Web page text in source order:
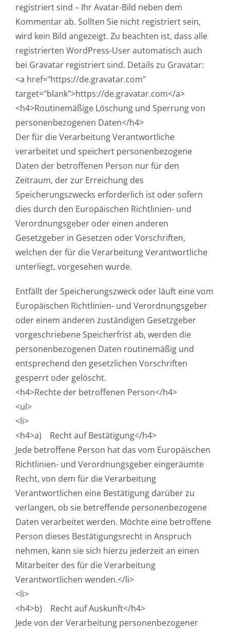
registriert sind – Ihr Avatar-Bild neben dem
Kommentar ab. Sollten Sie nicht registriert sein,
wird kein Bild angezeigt. Zu beachten ist, dass alle
registrierten WordPress-User automatisch auch
bei Gravatar registriert sind. Details zu Gravatar:
<a href="https://de.gravatar.com"
target="blank">https://de.gravatar.com</a>
<h4>Routinemäßige Löschung und Sperrung von
personenbezogenen Daten</h4>
Der für die Verarbeitung Verantwortliche
verarbeitet und speichert personenbezogene
Daten der betroffenen Person nur für den
Zeitraum, der zur Erreichung des
Speicherungszwecks erforderlich ist oder sofern
dies durch den Europäischen Richtlinien- und
Verordnungsgeber oder einen anderen
Gesetzgeber in Gesetzen oder Vorschriften,
welchen der für die Verarbeitung Verantwortliche
unterliegt, vorgesehen wurde.
Entfällt der Speicherungszweck oder läuft eine vom
Europäischen Richtlinien- und Verordnungsgeber
oder einem anderen zuständigen Gesetzgeber
vorgeschriebene Speicherfrist ab, werden die
personenbezogenen Daten routinemäßig und
entsprechend den gesetzlichen Vorschriften
gesperrt oder gelöscht.
<h4>Rechte der betroffenen Person</h4>
<ul>
<li>
<h4>a) Recht auf Bestätigung</h4>
Jede betroffene Person hat das vom Europäischen
Richtlinien- und Verordnungsgeber eingeräumte
Recht, von dem für die Verarbeitung
Verantwortlichen eine Bestätigung darüber zu
verlangen, ob sie betreffende personenbezogene
Daten verarbeitet werden. Möchte eine betroffene
Person dieses Bestätigungsrecht in Anspruch
nehmen, kann sie sich hierzu jederzeit an einen
Mitarbeiter des für die Verarbeitung
Verantwortlichen wenden.</li>
<li>
<h4>b) Recht auf Auskunft</h4>
Jede von der Verarbeitung personenbezogener